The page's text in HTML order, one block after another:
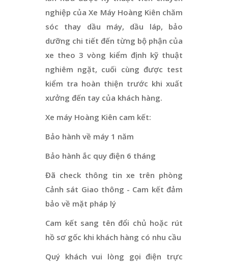
nghiệp của Xe Máy Hoàng Kiên chăm
sóc thay dầu máy, dầu láp, bảo
dưỡng chi tiết đến từng bộ phận của
xe theo 3 vòng kiểm định kỹ thuật
nghiêm ngặt, cuối cùng được test
kiểm tra hoàn thiện trước khi xuất
xưởng đến tay của khách hàng.
Xe máy Hoàng Kiên cam kết:
Bảo hành về máy 1 năm
Bảo hành ắc quy điện 6 tháng
Đã check thông tin xe trên phòng
Cảnh sát Giao thông - Cam kết đảm
bảo về mặt pháp lý
Cam kết sang tên đổi chủ hoặc rút
hồ sơ gốc khi khách hàng có nhu cầu
Quý khách vui lòng gọi điện trực